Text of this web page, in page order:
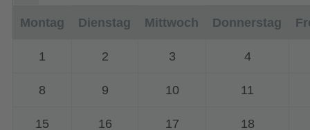
Montag Dienstag Mittwoch Donnerstag Fr
1 2 3 4
8 9 10 11
15 16 17 18